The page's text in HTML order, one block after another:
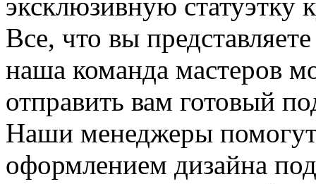
Все, что вы
наша команда мастеров
отправить вам готовый
Наши менеджеры
оформлением дизайна